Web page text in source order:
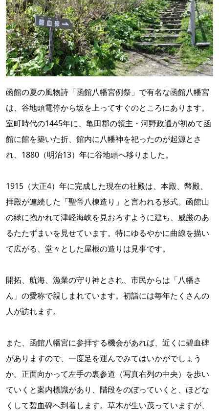
函館の夏の風物詩「函館八幡宮例祭」で有名な函館八幡宮
は、谷地頭電停から坂を上ってすぐのところにあります。
室町時代の1445年に、亀田郡の領主・河野政通が初めて函
館に館を築いた折、館内に八幡神を祀ったのが起源とさ
れ、1880（明治13）年に谷地頭へ移りました。
1915（大正4）年に完成した現在の社殿は、本殿、幣殿、
拝殿が連続した「聖帝八棟造り」と言われる形式。函館山
の緑に抱かれて津軽海峡を見おろすように建ち、威厳のあ
るたたずまいを見せています。特にゆるやかに曲線を描い
て広がる、堂々とした屋根の造りは見事です。
開拓、航海、漁業の守り神とされ、市民からは「八幡さ
ん」の愛称で親しまれています。初詣には毎年たくさんの
人が訪れます。
また、函館八幡宮に参拝する機会があれば、近くに碧血碑
がありますので、一度足を運んでみてはいかがでしょう
か。正面向かって左手の裏参道（写真右列の中央）を歩い
ていくと案内標識があり、階段をのぼっていくと、ほどな
くして碧血碑へ到着します。草木が生い茂っていますが、